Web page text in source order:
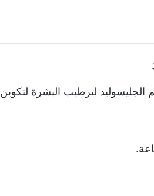
لترطيب البشرة لتكوين